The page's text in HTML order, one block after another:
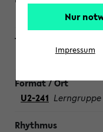
SONDERTERMINE
U2-241 Lerngruppe
Nur
Impressum